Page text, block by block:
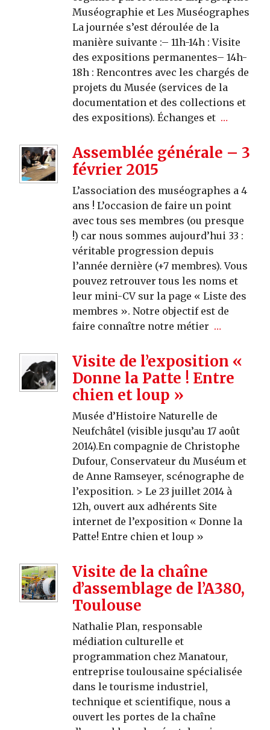
Muséographie et Les Muséographes
La journée s’est déroulée de la
manière suivante :– 11h-14h : Visite
des expositions permanentes– 14h-
18h : Rencontres avec les chargés de
projets du Musée (services de la
documentation et des collections et
des expositions). Échanges et …
Assemblée générale – 3
février 2015
L’association des muséographes a 4
ans ! L’occasion de faire un point
avec tous ses membres (ou presque
!) car nous sommes aujourd’hui 33 :
véritable progression depuis
l’année dernière (+7 membres). Vous
pouvez retrouver tous les noms et
leur mini-CV sur la page « Liste des
membres ». Notre objectif est de
faire connaître notre métier …
Visite de l’exposition «
Donne la Patte ! Entre
chien et loup »
Musée d’Histoire Naturelle de
Neufchâtel (visible jusqu’au 17 août
2014).En compagnie de Christophe
Dufour, Conservateur du Muséum et
de Anne Ramseyer, scénographe de
l’exposition. > Le 23 juillet 2014 à
12h, ouvert aux adhérents Site
internet de l’exposition « Donne la
Patte! Entre chien et loup »
Visite de la chaîne
d’assemblage de l’A380,
Toulouse
Nathalie Plan, responsable
médiation culturelle et
programmation chez Manatour,
entreprise toulousaine spécialisée
dans le tourisme industriel,
technique et scientifique, nous a
ouvert les portes de la chaîne